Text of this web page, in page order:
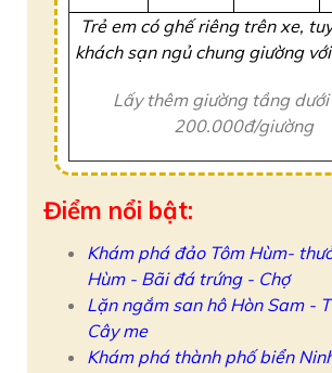
Trẻ em có ghế riêng trên xe,
khách sạn ngủ chung giường
Lấy thêm giường tầng
200.000đ/giường
Điểm nổi bật:
Khám phá đảo Tôm Hùm-
Hùm - Bãi đá trứng - Chợ
Lặn ngắm san hô Hòn Sam -
Cây me
Khám phá thành phố biển